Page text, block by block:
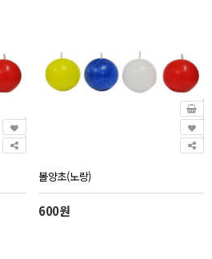
볼양초(노랑)
600원